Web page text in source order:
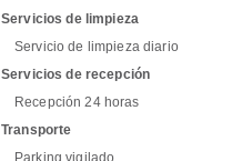
Servicios de limpieza
Servicio de limpieza diario
Servicios de recepción
Recepción 24 horas
Transporte
Parking vigilado